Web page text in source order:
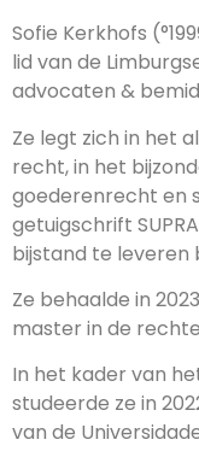
Sofie Kerkhofs
lid van de
advocaten &
Ze legt zich in het
recht, in het
goederenrecht en
getuigschrift
bijstand te leveren
Ze behaalde in
master in de
In het kader van
studeerde ze in
van de